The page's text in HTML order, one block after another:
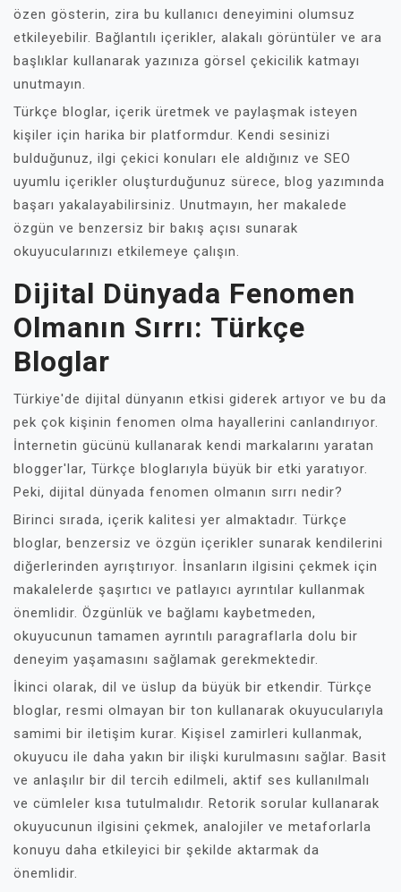
özen gösterin, zira bu kullanıcı deneyimini olumsuz
etkileyebilir. Bağlantılı içerikler, alakalı görüntüler ve ara
başlıklar kullanarak yazınıza görsel çekicilik katmayı
unutmayın.
Türkçe bloglar, içerik üretmek ve paylaşmak isteyen
kişiler için harika bir platformdur. Kendi sesinizi
bulduğunuz, ilgi çekici konuları ele aldığınız ve SEO
uyumlu içerikler oluşturduğunuz sürece, blog yazımında
başarı yakalayabilirsiniz. Unutmayın, her makalede
özgün ve benzersiz bir bakış açısı sunarak
okuyucularınızı etkilemeye çalışın.
Dijital Dünyada Fenomen
Olmanın Sırrı: Türkçe
Bloglar
Türkiye'de dijital dünyanın etkisi giderek artıyor ve bu da
pek çok kişinin fenomen olma hayallerini canlandırıyor.
İnternetin gücünü kullanarak kendi markalarını yaratan
blogger'lar, Türkçe bloglarıyla büyük bir etki yaratıyor.
Peki, dijital dünyada fenomen olmanın sırrı nedir?
Birinci sırada, içerik kalitesi yer almaktadır. Türkçe
bloglar, benzersiz ve özgün içerikler sunarak kendilerini
diğerlerinden ayrıştırıyor. İnsanların ilgisini çekmek için
makalelerde şaşırtıcı ve patlayıcı ayrıntılar kullanmak
önemlidir. Özgünlük ve bağlamı kaybetmeden,
okuyucunun tamamen ayrıntılı paragraflarla dolu bir
deneyim yaşamasını sağlamak gerekmektedir.
İkinci olarak, dil ve üslup da büyük bir etkendir. Türkçe
bloglar, resmi olmayan bir ton kullanarak okuyucularıyla
samimi bir iletişim kurar. Kişisel zamirleri kullanmak,
okuyucu ile daha yakın bir ilişki kurulmasını sağlar. Basit
ve anlaşılır bir dil tercih edilmeli, aktif ses kullanılmalı
ve cümleler kısa tutulmalıdır. Retorik sorular kullanarak
okuyucunun ilgisini çekmek, analojiler ve metaforlarla
konuyu daha etkileyici bir şekilde aktarmak da
önemlidir.